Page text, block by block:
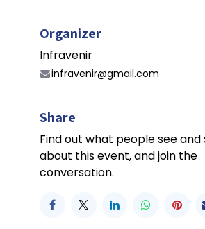
Organizer
Infravenir
infravenir@gmail.com
Share
Find out what people see and
about this event, and join the
conversation.